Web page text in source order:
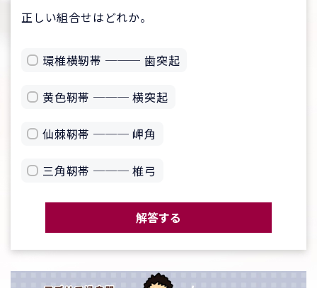
正しい組合せはどれか。
環椎横靭帯 ─── 歯突起
黄色靭帯 ─── 横突起
仙棘靭帯 ─── 岬角
三角靭帯 ─── 椎弓
解答する